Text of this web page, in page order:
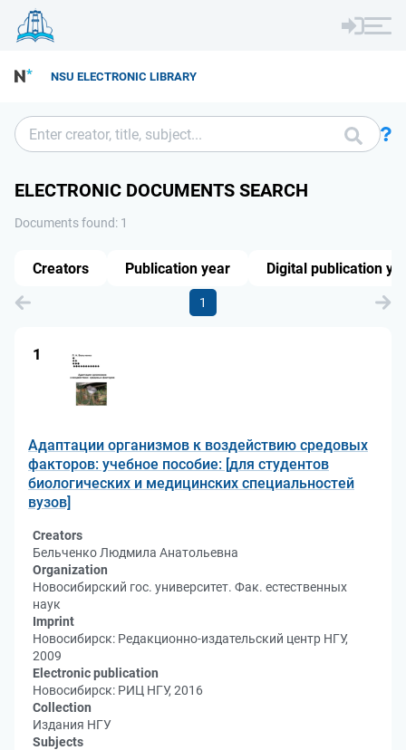
NSU ELECTRONIC LIBRARY
ELECTRONIC DOCUMENTS SEARCH
Documents found: 1
1
1
Адаптации организмов к воздействию средовых
факторов: учебное пособие: [для студентов
биологических и медицинских специальностей
вузов]
Creators
Бельченко Людмила Анатольевна
Organization
Новосибирский гос. университет. Фак. естественных
наук
Imprint
Новосибирск: Редакционно-издательский центр НГУ,
2009
Electronic publication
Новосибирск: РИЦ НГУ, 2016
Collection
Издания НГУ
Subjects
Creators Publication year Digital publication